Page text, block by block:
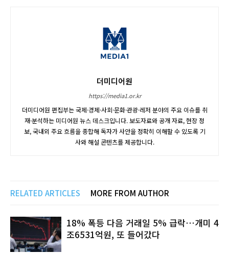
더미디어원
https://media1.or.kr
더미디어원 편집부는 국제·경제·사회·문화·관광·레저 분야의 주요 이슈를 취
재·분석하는 미디어원 뉴스 데스크입니다. 보도자료와 공개 자료, 현장 정
보, 국내외 주요 흐름을 종합해 독자가 사안을 정확히 이해할 수 있도록 기
사와 해설 콘텐츠를 제공합니다.
RELATED ARTICLES MORE FROM AUTHOR
18% 폭등 다음 거래일 5% 급락…개미 4
조6531억원, 또 들어갔다